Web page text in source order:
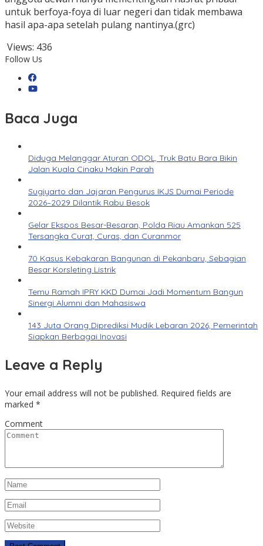
untuk berfoya-foya di luar negeri dan tidak membawa
hasil apa-apa setelah pulang nantinya.(grc)
Views: 436
Follow Us
Baca Juga
Diduga Melanggar Aturan ODOL, Truk Batu Bara Bikin
Jalan Kuala Cinaku Makin Parah
Sugiyarto dan Jajaran Pengurus IKJS Dumai Periode
2026–2029 Dilantik Rabu Besok
Gelar Ekspos Besar-Besaran, Polda Riau Amankan 525
Tersangka Curat, Curas, dan Curanmor
70 Kasus Kebakaran Bangunan di Pekanbaru, Sebagian
Besar Korsleting Listrik
Temu Ramah IPRY KKD Dumai Jadi Momentum Bangun
Sinergi Alumni dan Mahasiswa
143 Juta Orang Diprediksi Mudik Lebaran 2026, Pemerintah
Siapkan Berbagai Inovasi
Leave a Reply
Your email address will not be published. Required fields are
marked *
Comment